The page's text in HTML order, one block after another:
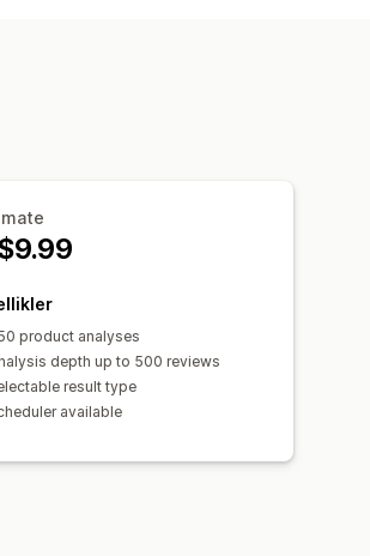
product analyses
depth up to 500 reviews
result type
available